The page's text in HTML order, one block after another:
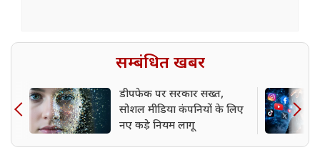
सम्बंधित खबर
डीपफेक पर सरकार सख्त,
सोशल मीडिया कंपनियों के लिए
नए कड़े नियम लागू